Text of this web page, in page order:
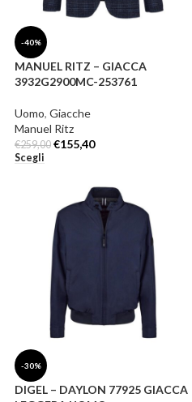
-40%
MANUEL RITZ – GIACCA
3932G2900MC-253761
Uomo, Giacche
Manuel Ritz
€259,00 €155,40
Scegli
-30%
DIGEL – DAYLON 77925 GIACCA